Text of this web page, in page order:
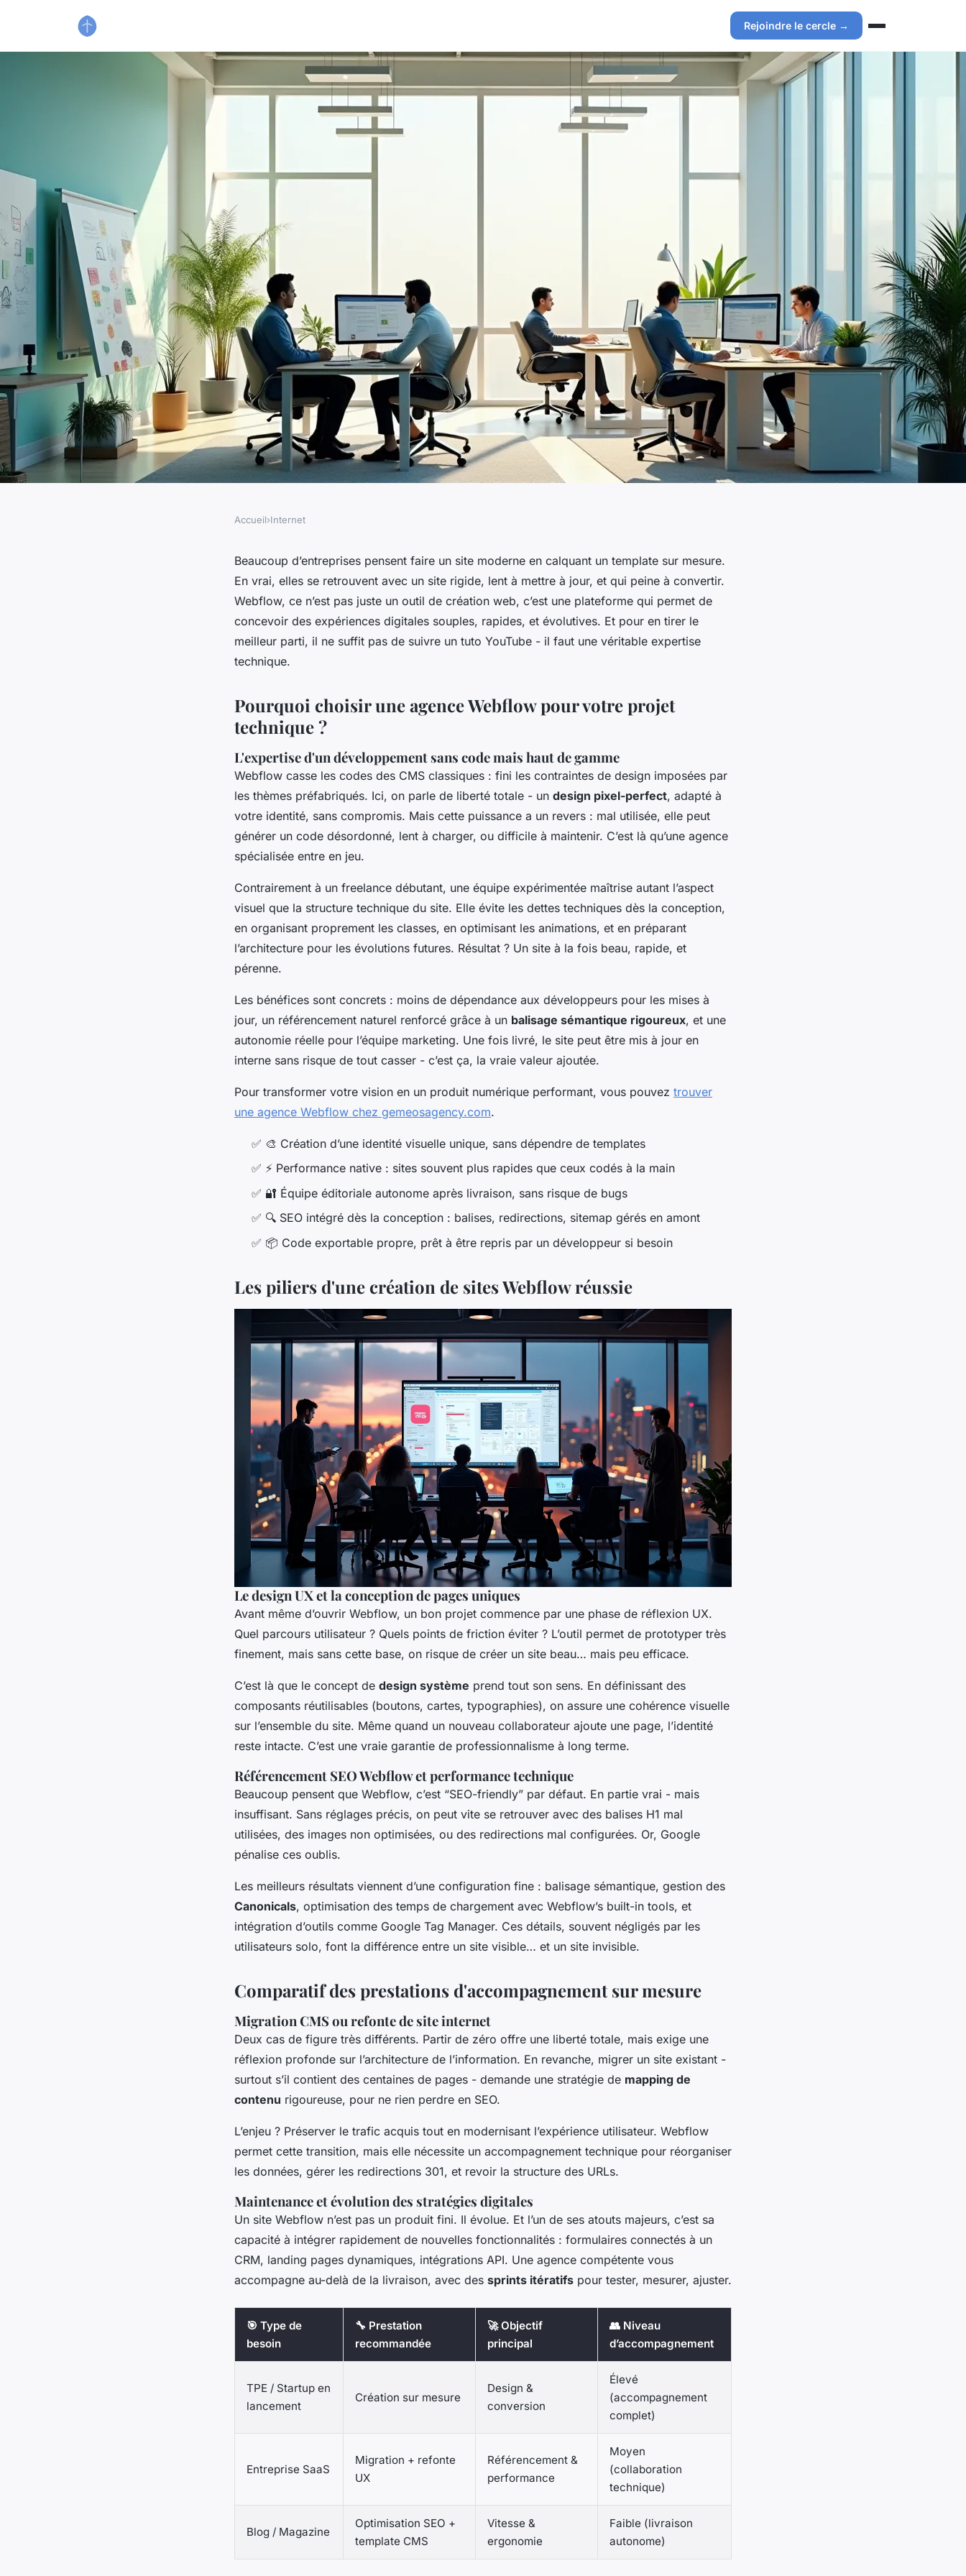
Rejoindre le cercle →
Une agence Webflow qui transforme
vos idées en sites web uniques
7 min de lecture
Accueil›Internet
Beaucoup d’entreprises pensent faire un site moderne en calquant un template sur mesure.
En vrai, elles se retrouvent avec un site rigide, lent à mettre à jour, et qui peine à convertir.
Webflow, ce n’est pas juste un outil de création web, c’est une plateforme qui permet de
concevoir des expériences digitales souples, rapides, et évolutives. Et pour en tirer le
meilleur parti, il ne suffit pas de suivre un tuto YouTube - il faut une véritable expertise
technique.
Pourquoi choisir une agence Webflow pour votre projet
technique ?
L'expertise d'un développement sans code mais haut de gamme
Webflow casse les codes des CMS classiques : fini les contraintes de design imposées par
les thèmes préfabriqués. Ici, on parle de liberté totale - un design pixel-perfect, adapté à
votre identité, sans compromis. Mais cette puissance a un revers : mal utilisée, elle peut
générer un code désordonné, lent à charger, ou difficile à maintenir. C’est là qu’une agence
spécialisée entre en jeu.
Contrairement à un freelance débutant, une équipe expérimentée maîtrise autant l’aspect
visuel que la structure technique du site. Elle évite les dettes techniques dès la conception,
en organisant proprement les classes, en optimisant les animations, et en préparant
l’architecture pour les évolutions futures. Résultat ? Un site à la fois beau, rapide, et
pérenne.
Les bénéfices sont concrets : moins de dépendance aux développeurs pour les mises à
jour, un référencement naturel renforcé grâce à un balisage sémantique rigoureux, et une
autonomie réelle pour l’équipe marketing. Une fois livré, le site peut être mis à jour en
interne sans risque de tout casser - c’est ça, la vraie valeur ajoutée.
Pour transformer votre vision en un produit numérique performant, vous pouvez trouver
une agence Webflow chez gemeosagency.com.
✅ 🎨 Création d’une identité visuelle unique, sans dépendre de templates
✅ ⚡ Performance native : sites souvent plus rapides que ceux codés à la main
✅ 🔐 Équipe éditoriale autonome après livraison, sans risque de bugs
✅ 🔍 SEO intégré dès la conception : balises, redirections, sitemap gérés en amont
✅ 📦 Code exportable propre, prêt à être repris par un développeur si besoin
Les piliers d'une création de sites Webflow réussie
Le design UX et la conception de pages uniques
Avant même d’ouvrir Webflow, un bon projet commence par une phase de réflexion UX.
Quel parcours utilisateur ? Quels points de friction éviter ? L’outil permet de prototyper très
finement, mais sans cette base, on risque de créer un site beau… mais peu efficace.
C’est là que le concept de design système prend tout son sens. En définissant des
composants réutilisables (boutons, cartes, typographies), on assure une cohérence visuelle
sur l’ensemble du site. Même quand un nouveau collaborateur ajoute une page, l’identité
reste intacte. C’est une vraie garantie de professionnalisme à long terme.
Référencement SEO Webflow et performance technique
Beaucoup pensent que Webflow, c’est “SEO-friendly” par défaut. En partie vrai - mais
insuffisant. Sans réglages précis, on peut vite se retrouver avec des balises H1 mal
utilisées, des images non optimisées, ou des redirections mal configurées. Or, Google
pénalise ces oublis.
Les meilleurs résultats viennent d’une configuration fine : balisage sémantique, gestion des
Canonicals, optimisation des temps de chargement avec Webflow’s built-in tools, et
intégration d’outils comme Google Tag Manager. Ces détails, souvent négligés par les
utilisateurs solo, font la différence entre un site visible… et un site invisible.
Comparatif des prestations d'accompagnement sur mesure
Migration CMS ou refonte de site internet
Deux cas de figure très différents. Partir de zéro offre une liberté totale, mais exige une
réflexion profonde sur l’architecture de l’information. En revanche, migrer un site existant -
surtout s’il contient des centaines de pages - demande une stratégie de mapping de
contenu rigoureuse, pour ne rien perdre en SEO.
L’enjeu ? Préserver le trafic acquis tout en modernisant l’expérience utilisateur. Webflow
permet cette transition, mais elle nécessite un accompagnement technique pour réorganiser
les données, gérer les redirections 301, et revoir la structure des URLs.
Maintenance et évolution des stratégies digitales
Un site Webflow n’est pas un produit fini. Il évolue. Et l’un de ses atouts majeurs, c’est sa
capacité à intégrer rapidement de nouvelles fonctionnalités : formulaires connectés à un
CRM, landing pages dynamiques, intégrations API. Une agence compétente vous
accompagne au-delà de la livraison, avec des sprints itératifs pour tester, mesurer, ajuster.
🎯 Type de
besoin
🔧 Prestation
recommandée
🚀 Objectif
principal
👥 Niveau
d’accompagnement
TPE / Startup en
lancement
Création sur mesure
Design &
conversion
Élevé
(accompagnement
complet)
Entreprise SaaS
Migration + refonte
UX
Référencement &
performance
Moyen
(collaboration
technique)
Blog / Magazine
Optimisation SEO +
template CMS
Vitesse &
ergonomie
Faible (livraison
autonome)